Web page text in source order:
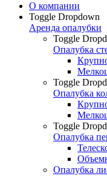
О компании
Toggle Dropdown
Аренда опалубки
Toggle
Опалубка
Toggle
Опалубка
Toggle
Опалубка
Опалубка